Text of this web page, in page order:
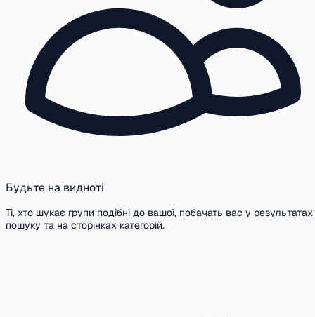
Будьте на видноті
Ті, хто шукає групи подібні до вашої, побачать вас у результатах
пошуку та на сторінках категорій.